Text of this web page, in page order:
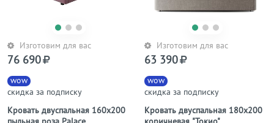
Изготовим для вас
Кровать двуспальная 160х200
wow
скидка за подписку
76 690
Изготовим для вас
Кровать двуспальная 180х200
wow
скидка за подписку
63 390